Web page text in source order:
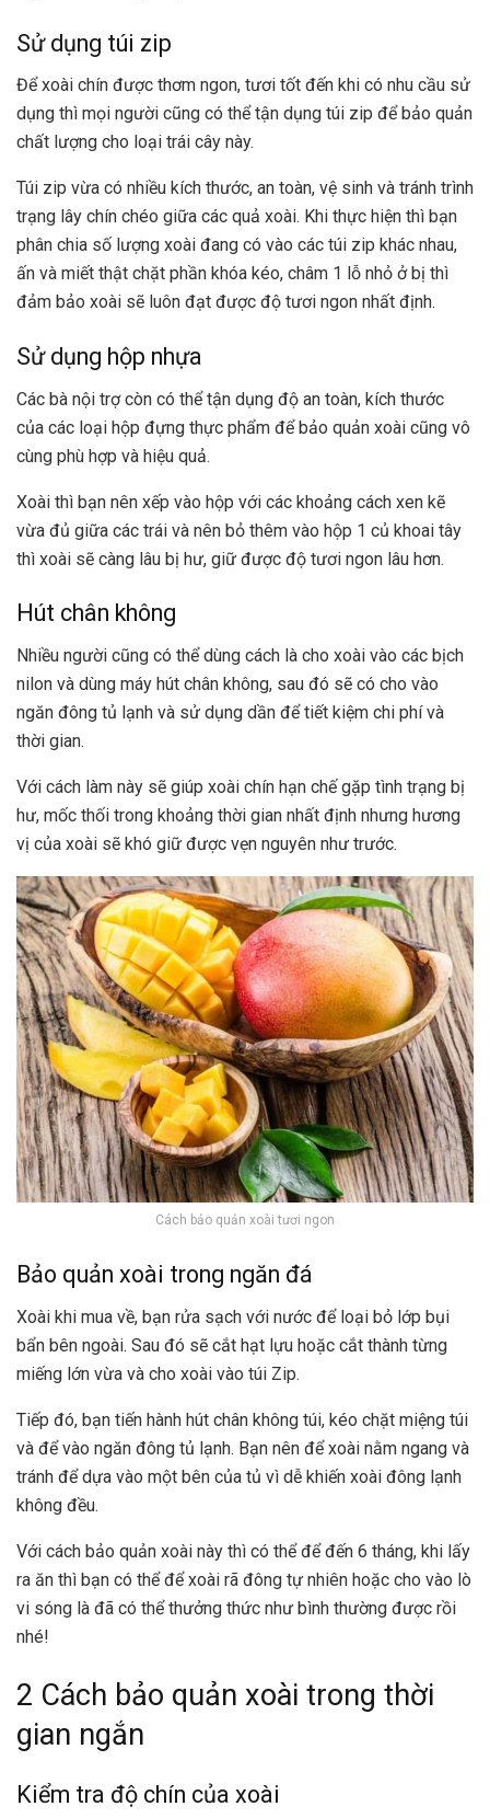
Sử dụng túi zip
Để xoài chín được thơm ngon, tươi tốt đến khi có nhu cầu sử
dụng thì mọi người cũng có thể tận dụng túi zip để bảo quản
chất lượng cho loại trái cây này.
Túi zip vừa có nhiều kích thước, an toàn, vệ sinh và tránh trình
trạng lây chín chéo giữa các quả xoài. Khi thực hiện thì bạn
phân chia số lượng xoài đang có vào các túi zip khác nhau,
ấn và miết thật chặt phần khóa kéo, châm 1 lỗ nhỏ ở bị thì
đảm bảo xoài sẽ luôn đạt được độ tươi ngon nhất định.
Sử dụng hộp nhựa
Các bà nội trợ còn có thể tận dụng độ an toàn, kích thước
của các loại hộp đựng thực phẩm để bảo quản xoài cũng vô
cùng phù hợp và hiệu quả.
Xoài thì bạn nên xếp vào hộp với các khoảng cách xen kẽ
vừa đủ giữa các trái và nên bỏ thêm vào hộp 1 củ khoai tây
thì xoài sẽ càng lâu bị hư, giữ được độ tươi ngon lâu hơn.
Hút chân không
Nhiều người cũng có thể dùng cách là cho xoài vào các bịch
nilon và dùng máy hút chân không, sau đó sẽ có cho vào
ngăn đông tủ lạnh và sử dụng dần để tiết kiệm chi phí và
thời gian.
Với cách làm này sẽ giúp xoài chín hạn chế gặp tình trạng bị
hư, mốc thối trong khoảng thời gian nhất định nhưng hương
vị của xoài sẽ khó giữ được vẹn nguyên như trước.
Cách bảo quản xoài tươi ngon
Bảo quản xoài trong ngăn đá
Xoài khi mua về, bạn rửa sạch với nước để loại bỏ lớp bụi
bẩn bên ngoài. Sau đó sẽ cắt hạt lựu hoặc cắt thành từng
miếng lớn vừa và cho xoài vào túi Zip.
Tiếp đó, bạn tiến hành hút chân không túi, kéo chặt miệng túi
và để vào ngăn đông tủ lạnh. Bạn nên để xoài nằm ngang và
tránh để dựa vào một bên của tủ vì dễ khiến xoài đông lạnh
không đều.
Với cách bảo quản xoài này thì có thể để đến 6 tháng, khi lấy
ra ăn thì bạn có thể để xoài rã đông tự nhiên hoặc cho vào lò
vi sóng là đã có thể thưởng thức như bình thường được rồi
nhé!
2 Cách bảo quản xoài trong thời
gian ngắn
Kiểm tra độ chín của xoài